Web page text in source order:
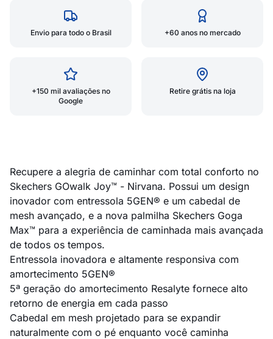
Envio para todo o Brasil +60 anos no mercado
+150 mil avaliações no
Google
Retire grátis na loja
Recupere a alegria de caminhar com total conforto no
Skechers GOwalk Joy™ - Nirvana. Possui um design
inovador com entressola 5GEN® e um cabedal de
mesh avançado, e a nova palmilha Skechers Goga
Max™ para a experiência de caminhada mais avançada
de todos os tempos.
Entressola inovadora e altamente responsiva com
amortecimento 5GEN®
5ª geração do amortecimento Resalyte fornece alto
retorno de energia em cada passo
Cabedal em mesh projetado para se expandir
naturalmente com o pé enquanto você caminha